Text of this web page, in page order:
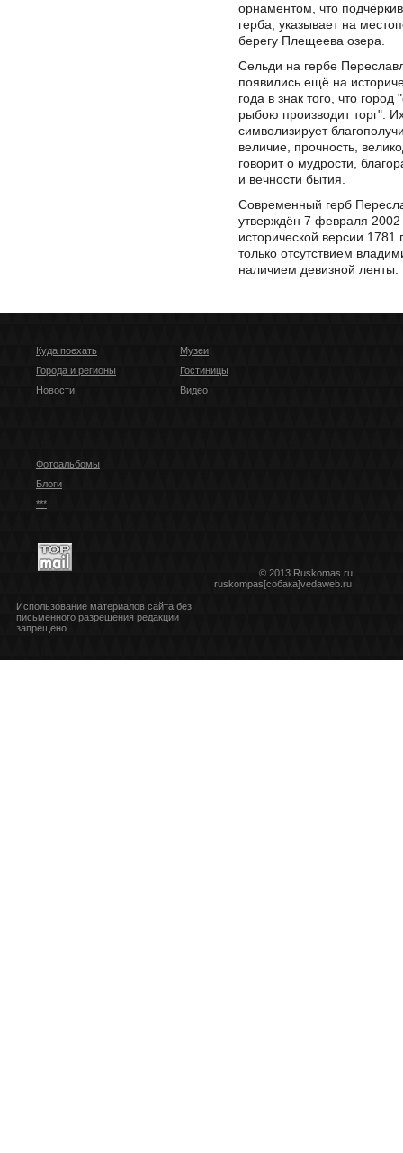
орнаментом, что
герба, указывает на
берегу Плещеева озера.
Сельди на гербе
появились ещё на
года в знак того, что
рыбою производит торг".
символизирует
величие, прочность,
говорит о мудрости,
и вечности бытия.
Современный герб
утверждён 7 февраля 2002
исторической версии 1781
только отсутствием
наличием девизной ленты.
Куда поехать
Города и регионы
Новости
Музеи
Гостиницы
Видео
Фотоальбомы
Блоги
***
© 2013 Ruskomas.ru
ruskompas[собака]vedaweb.ru
Использование материалов сайта без
письменного разрешения редакции
запрещено